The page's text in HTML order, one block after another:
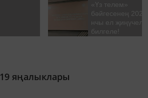
«Үз телем»
бәйгесенең 2026
нчы ел
билгеле!
яңалыклары